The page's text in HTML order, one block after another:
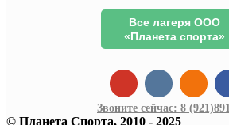
Все лагеря ООО
«Планета спорта»
Звоните сейчас: 8 (921)
© Планета Спорта, 2010 - 2025